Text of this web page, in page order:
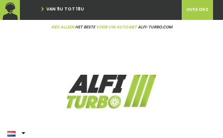
VAN 9U TOT 18U
KIES ALLEENHET BESTEVOOR UW AUTO METALFI-TURBO.COM
OVER ONS
